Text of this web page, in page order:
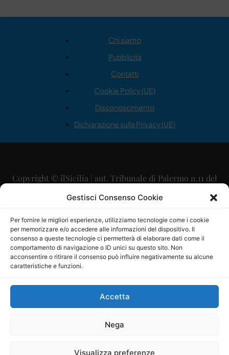
Gestisci Consenso Cookie
Per fornire le migliori esperienze, utilizziamo tecnologie come i cookie
per memorizzare e/o accedere alle informazioni del dispositivo. Il
consenso a queste tecnologie ci permetterà di elaborare dati come il
comportamento di navigazione o ID unici su questo sito. Non
acconsentire o ritirare il consenso può influire negativamente su alcune
caratteristiche e funzioni.
Accetta
Nega
Visualizza preferenze
Chi siamo
Pubblicità
Contatti
Cookie Policy (UE)
Disconoscimento
Dichiarazione sulla Privacy (UE)
Copyright © ilSicilia | aut. Tribunale di Palermo n.11 del
29/09/2015
Direttore Editoriale: Maurizio Scaglione
Direttore Responsabile: Maria Calabrese
P.IVA: 06334930820
Mercurio Comunicazione Società Cooperativa a r.l. è
iscritta al Registro degli Operatori di Comunicazione al